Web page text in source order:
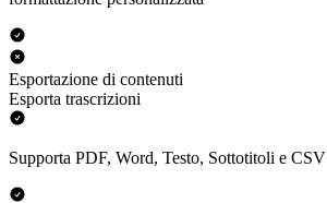
Esportazione di contenuti
Esporta trascrizioni
Supporta PDF, Word, Testo, Sottotitoli e CSV